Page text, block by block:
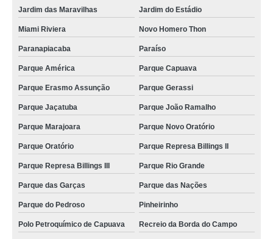
clínica veterinária 24 horas Jardim Alvorada
endereço de clínica veterinária próximo a mim Diadema
clínica veterinária popular telefone Jardim do Estádio
endereço de clínica veterinária de cães e gatos Vila Príncipe de Gales
clínica veterinária Vila Curuçá
endereço de clínica veterinária popular Jardim Bom Pastor
Ramalho
clínica veterinária 24 horas Parque Marajoara
clínica veterinária mais próxima telefone Parque Rio Grande
Jardim das Maravilhas Jardim do Estádio
Miami Riviera Novo Homero Thon
Paranapiacaba Paraíso
Parque América Parque Capuava
Parque Erasmo Assunção Parque Gerassi
Parque Jaçatuba Parque João Ramalho
Parque Marajoara Parque Novo Oratório
Parque Oratório Parque Represa Billings II
Parque Represa Billings III Parque Rio Grande
Parque das Garças Parque das Nações
Parque do Pedroso Pinheirinho
Polo Petroquímico de Capuava Recreio da Borda do Campo